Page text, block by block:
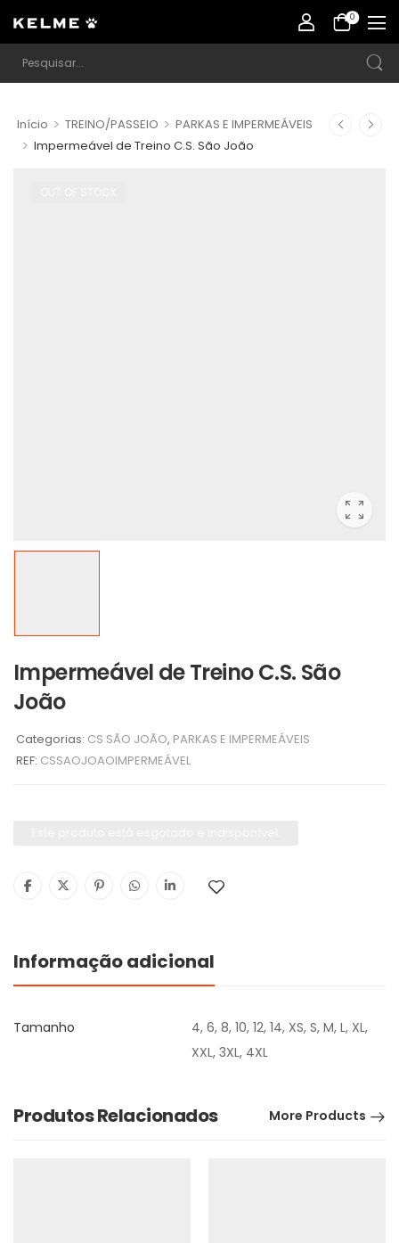
0
Início > TREINO/PASSEIO > PARKAS E IMPERMEÁVEIS
> Impermeável de Treino C.S. São João
Impermeável de Treino C.S. São
João
Categorias: CS SÃO JOÃO, PARKAS E IMPERMEÁVEIS
REF: CSSAOJOAOIMPERMEÁVEL
Informação adicional
Tamanho
4, 6, 8, 10, 12, 14, XS, S, M, L, XL,
XXL, 3XL, 4XL
Produtos Relacionados More Products